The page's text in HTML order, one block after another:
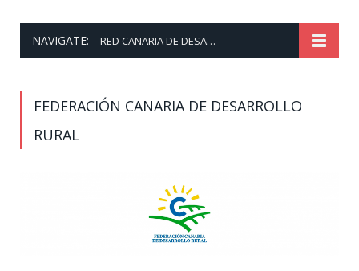
NAVIGATE: RED CANARIA DE DESARROLLO RURAL
FEDERACIÓN CANARIA DE DESARROLLO
RURAL